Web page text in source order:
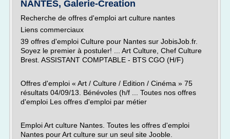
NANTES, Galerie-Creation
Recherche de offres d'emploi art culture nantes
Liens commerciaux
39 offres d'emploi Culture pour Nantes sur JobisJob.fr.
Soyez le premier à postuler! ... Art Culture, Chef Culture
Brest. ASSISTANT COMPTABLE - BTS CGO (H/F)
Offres d'emploi « Art / Culture / Edition / Cinéma » 75
résultats 04/09/13. Bénévoles (h/f ... Toutes nos offres
d'emploi Les offres d'emploi par métier
Emploi Art culture Nantes. Toutes les offres d'emploi
Nantes pour Art culture sur un seul site Jooble.